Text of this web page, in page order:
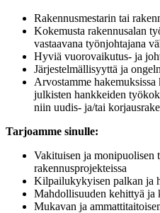
Rakennusmestarin tai
Kokemusta rakennusalan
vastaavana työnjohtajana
Hyviä vuorovaikutus- ja
Järjestelmällisyyttä ja
Arvostamme
julkisten hankkeiden
niin uudis- ja/tai
Tarjoamme sinulle:
Vakituisen ja monipuolisen
rakennusprojekteissa
Kilpailukykyisen palkan ja
Mahdollisuuden kehittyä ja
Mukavan ja